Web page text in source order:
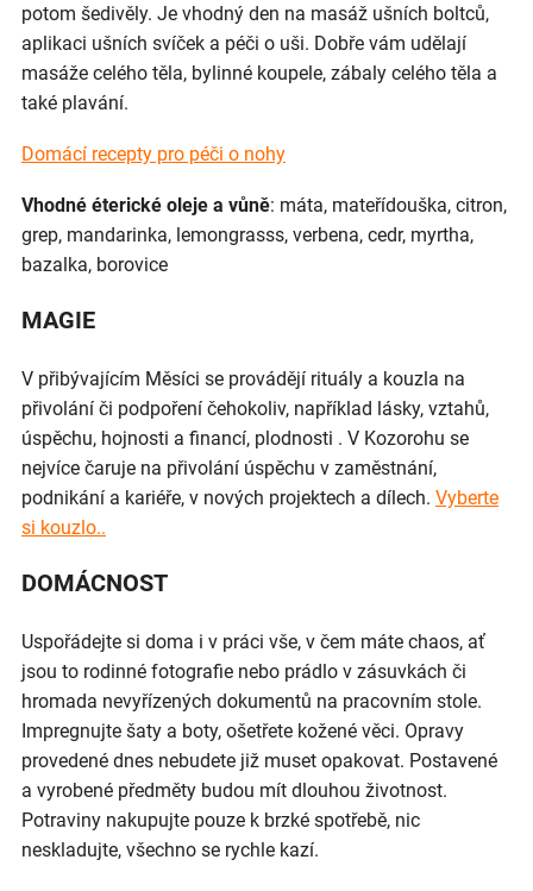
potom šedivěly. Je vhodný den na masáž ušních boltců,
aplikaci ušních svíček a péči o uši. Dobře vám udělají
masáže celého těla, bylinné koupele, zábaly celého těla a
také plavání.
Domácí recepty pro péči o nohy
Vhodné éterické oleje a vůně: máta, mateřídouška, citron,
grep, mandarinka, lemongrasss, verbena, cedr, myrtha,
bazalka, borovice
MAGIE
V přibývajícím Měsíci se provádějí rituály a kouzla na
přivolání či podpoření čehokoliv, například lásky, vztahů,
úspěchu, hojnosti a financí, plodnosti . V Kozorohu se
nejvíce čaruje na přivolání úspěchu v zaměstnání,
podnikání a kariéře, v nových projektech a dílech. Vyberte
si kouzlo..
DOMÁCNOST
Uspořádejte si doma i v práci vše, v čem máte chaos, ať
jsou to rodinné fotografie nebo prádlo v zásuvkách či
hromada nevyřízených dokumentů na pracovním stole.
Impregnujte šaty a boty, ošetřete kožené věci. Opravy
provedené dnes nebudete již muset opakovat. Postavené
a vyrobené předměty budou mít dlouhou životnost.
Potraviny nakupujte pouze k brzké spotřebě, nic
neskladujte, všechno se rychle kazí.